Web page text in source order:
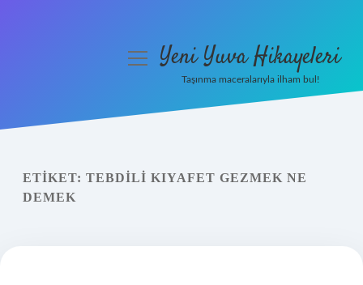
Yasal Uyarı
menüyüYeni Yuva Hikayeleri
Taşınma maceralarıyla ilham bul!
ETIKET: TEBDILI KIYAFET GEZMEK NE
DEMEK